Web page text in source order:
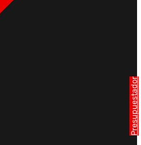
Presupuestador